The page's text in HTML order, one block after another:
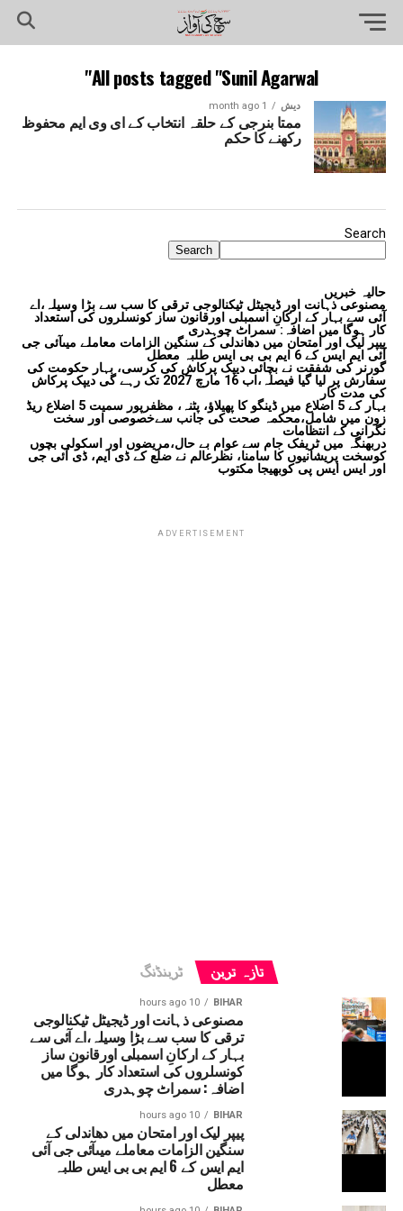
All posts tagged "Sunil Agarwal"
دیش 1 month ago
ممتا بنرجی کے حلقہ انتخاب کے ای وی ایم محفوظ
رکھنے کا حکم
Search
Search
حالیہ خبریں
مصنوعی ذہانت اور ڈیجیٹل ٹیکنالوجی ترقی کا سب سے بڑا وسیلہ،اے
آئی سے بہار کے ارکانِ اسمبلی اورقانون ساز کونسلروں کی استعداد
کار ہوگا میں اضافہ: سمراٹ چوہدری
پیپر لیک اور امتحان میں دھاندلی کے سنگین الزامات معاملے میںآئی جی
آئی ایم ایس کے 6 ایم بی بی ایس طلبہ معطل
گورنر کی شفقت نے بچائی دیپک پرکاش کی کرسی، بہار حکومت کی
سفارش پر لیا گیا فیصلہ،اب 16 مارچ 2027 تک رہے گی دیپک پرکاش
کی مدت کار
بہار کے 5 اضلاع میں ڈینگو کا پھیلاؤ، پٹنہ، مظفرپور سمیت 5 اضلاع ریڈ
زون میں شامل،محکمہ صحت کی جانب سےخصوصی اور سخت
نگرانی کے انتظامات
دربھنگہ میں ٹریفک جام سے عوام بے حال،مریضوں اور اسکولی بچوں
کوسخت پریشانیوں کا سامنا، نظرعالم نے ضلع کے ڈی ایم، ڈی آئی جی
اور ایس ایس پی کوبھیجا مکتوب
ADVERTISEMENT
تازہ ترین ٹرینڈنگ
BIHAR
10 hours ago
مصنوعی ذہانت اور ڈیجیٹل ٹیکنالوجی
ترقی کا سب سے بڑا وسیلہ،اے آئی سے
بہار کے ارکانِ اسمبلی اورقانون ساز
کونسلروں کی استعداد کار ہوگا میں
اضافہ: سمراٹ چوہدری
BIHAR
10 hours ago
پیپر لیک اور امتحان میں دھاندلی کے
سنگین الزامات معاملے میںآئی جی آئی
ایم ایس کے 6 ایم بی بی ایس طلبہ
معطل